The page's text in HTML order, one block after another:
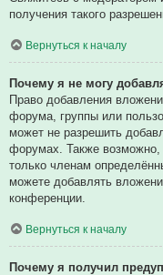
получения такого
Вернуться к началу
Почему я не могу
Право добавления
форума, группы или
может не разрешить
форумах. Также возможно,
только членам
можете добавлять
конференции.
Вернуться к началу
Почему я получил